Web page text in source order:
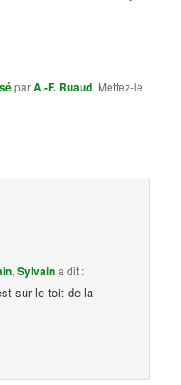
parA.-F. Ruaud. Mettez-le
,Sylvaina dit :
sur le toit de la